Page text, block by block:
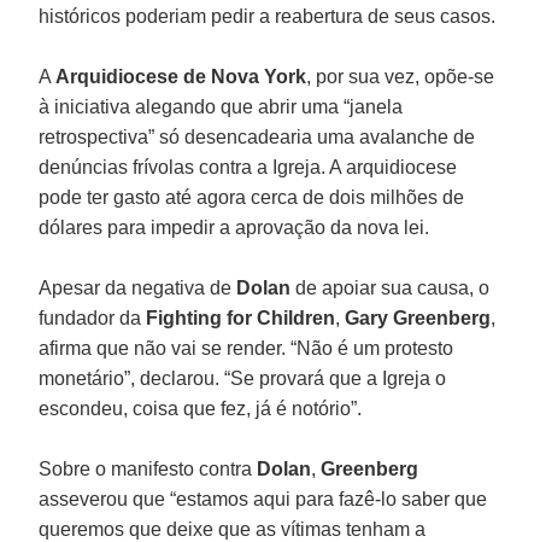
históricos poderiam pedir a reabertura de seus casos.
A Arquidiocese de Nova York, por sua vez, opõe-se
à iniciativa alegando que abrir uma “janela
retrospectiva” só desencadearia uma avalanche de
denúncias frívolas contra a Igreja. A arquidiocese
pode ter gasto até agora cerca de dois milhões de
dólares para impedir a aprovação da nova lei.
Apesar da negativa de Dolan de apoiar sua causa, o
fundador da Fighting for Children,Gary Greenberg,
afirma que não vai se render. “Não é um protesto
monetário”, declarou. “Se provará que a Igreja o
escondeu, coisa que fez, já é notório”.
Sobre o manifesto contra Dolan,Greenberg
asseverou que “estamos aqui para fazê-lo saber que
queremos que deixe que as vítimas tenham a